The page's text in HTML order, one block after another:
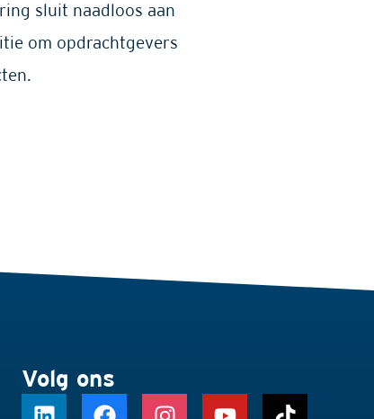
sluit naadloos aan
om opdrachtgevers
Volg ons